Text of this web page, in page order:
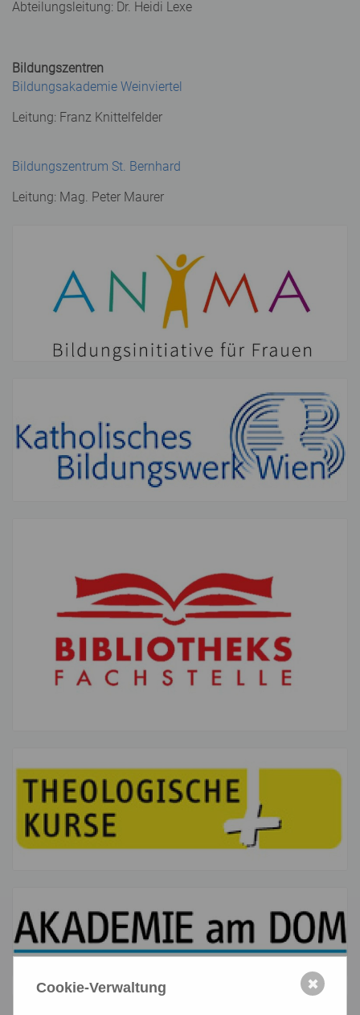
Abteilungsleitung: Dr. Heidi Lexe
Bildungszentren
Bildungsakademie Weinviertel
Leitung: Franz Knittelfelder
Bildungszentrum St. Bernhard
Leitung: Mag. Peter Maurer
Cookie-Verwaltung ✖